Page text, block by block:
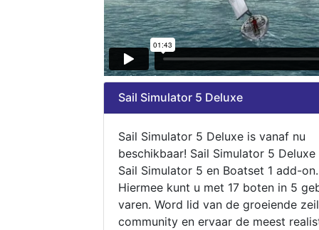
Sail Simulator 5 Deluxe
Sail Simulator 5 Deluxe is vanaf nu
beschikbaar! Sail Simulator 5
Sail Simulator 5 en Boatset 1 add-on.
Hiermee kunt u met 17 boten in 5
varen. Word lid van de groeiende zeil
community en ervaar de meest